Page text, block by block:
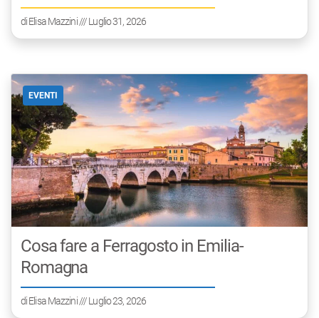
diElisa Mazzini/// Luglio 31, 2026
EVENTI
Cosa fare a Ferragosto in Emilia-
Romagna
diElisa Mazzini/// Luglio 23, 2026